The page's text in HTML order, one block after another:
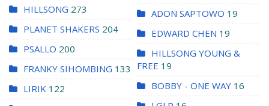
HILLSONG 273
PLANET SHAKERS 204
PSALLO 200
FRANKY SIHOMBING 133
LIRIK 122
ADON SAPTOWO 19
EDWARD CHEN 19
HILLSONG YOUNG &
FREE 19
BOBBY - ONE WAY 16